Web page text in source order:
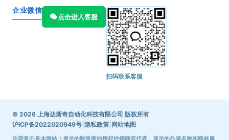
企业微信
点击进入客服
扫码联系客服
© 2026 上海达斯奇自动化科技有限公司 版权所有
沪ICP备2022020949号 隐私政策 网站地图
达斯奇不是本网站上展示的制造商的授权经销商或代表，展示的品牌名称和商标属